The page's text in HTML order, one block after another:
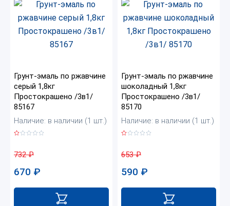
Грунт-эмаль по ржавчине
серый 1,8кг
Простокрашено /3в1/
85167
Наличие: в наличии (1 шт.)
732₽
670 ₽
Грунт-эмаль по ржавчине
шоколадный 1,8кг
Простокрашено /3в1/
85170
Наличие: в наличии (1 шт.)
653₽
590 ₽